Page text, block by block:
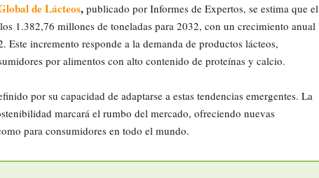
de Lácteos, publicado por Informes de Expertos, se estima que el
1.382,76 millones de toneladas para 2032, con un crecimiento anual
incremento responde a la demanda de productos lácteos,
por alimentos con alto contenido de proteínas y calcio.
por su capacidad de adaptarse a estas tendencias emergentes. La
marcará el rumbo del mercado, ofreciendo nuevas
para consumidores en todo el mundo.